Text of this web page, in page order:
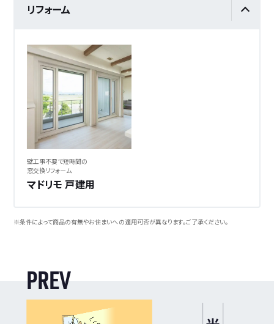
リフォーム
壁工事不要で短時間の
窓交換リフォーム
マドリモ 戸建用
※条件によって商品の有無やお住まいへの適用可否が異なります。ご了承ください。
PREV